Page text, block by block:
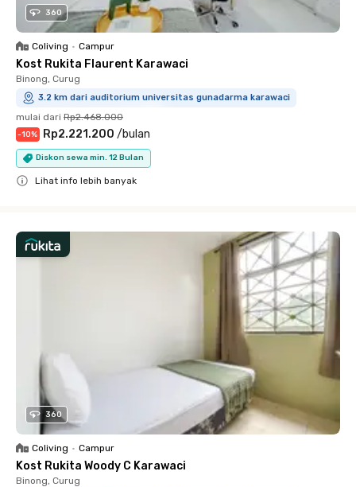
360
Coliving • Campur
Kost Rukita Flaurent Karawaci
Binong, Curug
3.2 km dari auditorium universitas gunadarma karawaci
mulai dari Rp2.468.000
-10% Rp2.221.200 /bulan
Diskon sewa min. 12 Bulan
Lihat info lebih banyak
360
Coliving • Campur
Kost Rukita Woody C Karawaci
Binong, Curug